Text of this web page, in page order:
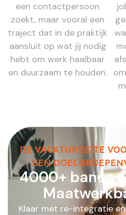
een contactpersoon
zoekt, maar vooral een
traject dat in de praktijk
aansluit op wat jij nodig
hebt om werk haalbaar
en duurzaam te houden.
DE VACATURESITE
EEN
4000+ banen
Klaar met re-integratie